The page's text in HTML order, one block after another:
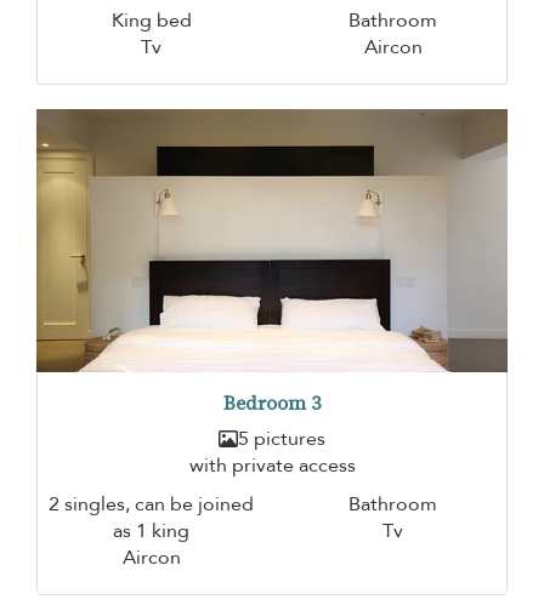
King bed
Bathroom
Tv
Aircon
Bedroom 3
5 pictures
with private access
2 singles, can be joined
as 1 king
Bathroom
Tv
Aircon